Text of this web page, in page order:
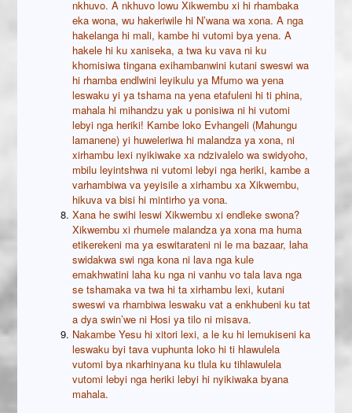
nkhuvo. A nkhuvo lowu Xikwembu xi hi rhambaka
eka wona, wu hakeriwile hi N’wana wa xona. A nga
hakelanga hi mali, kambe hi vutomi bya yena. A
hakele hi ku xaniseka, a twa ku vava ni ku
khomisiwa tingana exihambanwini kutani sweswi wa
hi rhamba endlwini leyikulu ya Mfumo wa yena
leswaku yi ya tshama na yena etafuleni hi ti phina,
mahala hi mihandzu yak u ponisiwa ni hi vutomi
lebyi nga heriki! Kambe loko Evhangeli (Mahungu
lamanene) yi huweleriwa hi malandza ya xona, ni
xirhambu lexi nyikiwake xa ndzivalelo wa swidyoho,
mbilu leyintshwa ni vutomi lebyi nga heriki, kambe a
varhambiwa va yeyisile a xirhambu xa Xikwembu,
hikuva va bisi hi mintirho ya vona.
Xana he swihi leswi Xikwembu xi endleke swona?
Xikwembu xi rhumele malandza ya xona ma huma
etikerekeni ma ya eswitarateni ni le ma bazaar, laha
swidakwa swi nga kona ni lava nga kule
emakhwatini laha ku nga ni vanhu vo tala lava nga
se tshamaka va twa hi ta xirhambu lexi, kutani
sweswi va rhambiwa leswaku vat a enkhubeni ku tat
a dya swin’we ni Hosi ya tilo ni misava.
Nakambe Yesu hi xitori lexi, a le ku hi lemukiseni ka
leswaku byi tava vuphunta loko hi ti hlawulela
vutomi bya nkarhinyana ku tlula ku tihlawulela
vutomi lebyi nga heriki lebyi hi nyikiwaka byana
mahala.